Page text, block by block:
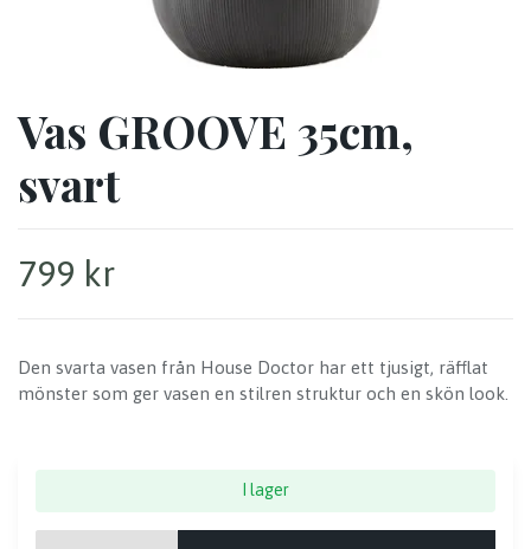
Vas GROOVE 35cm,
svart
799 kr
Den svarta vasen från House Doctor har ett tjusigt, räfflat
mönster som ger vasen en stilren struktur och en skön look.
I lager